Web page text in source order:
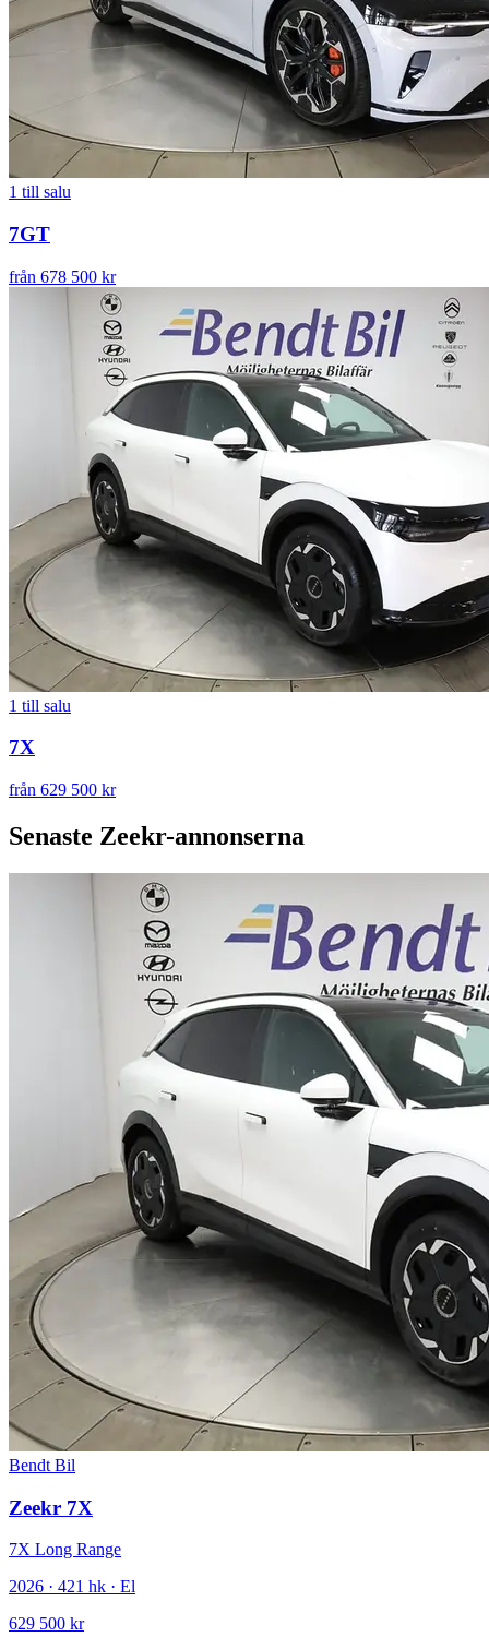
1 till salu
7GT
från 678 500 kr
1 till salu
7X
från 629 500 kr
Senaste Zeekr-annonserna
Bendt Bil
Zeekr 7X
7X Long Range
2026 · 421 hk · El
629 500 kr